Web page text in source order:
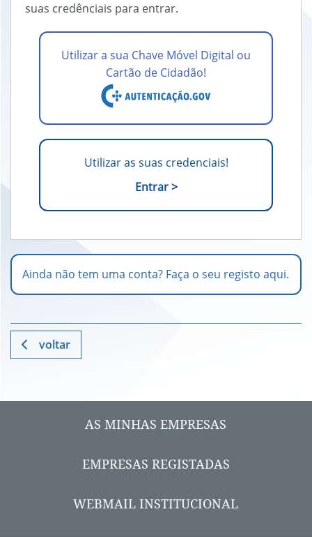
suas credênciais para entrar.
Utilizar a sua Chave Móvel Digital ou
Cartão de Cidadão!
Utilizar as suas credenciais!
Entrar >
Ainda não tem uma conta? Faça o seu registo aqui.
voltar
AS MINHAS EMPRESAS
EMPRESAS REGISTADAS
WEBMAIL INSTITUCIONAL